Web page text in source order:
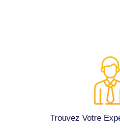
Trouvez Votre